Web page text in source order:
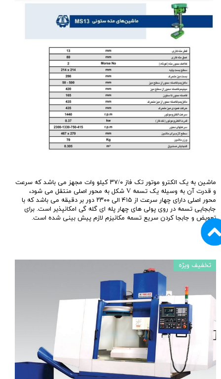
ماشین به یک الکترو موتور تک فاز ۳۷/۰ کیلو وات مجهز می باشد که سرعت
و قدرت آن به وسیله یک تسمه V شکل به محور اصلی منتقل می شود،
محور اصلی دارای چهار سرعت از ۴۱۵ الی ۲۳۰۰ دور بر دقیقه می باشد که با
جابجایی تسمه در روی پولی های چهار پله ای گله گی امکانپذیر است. برای
تعویض و جابجا کردن سریع تسمه مکانیزم لازم پیش بینی شده است.
تخفیف ویژه